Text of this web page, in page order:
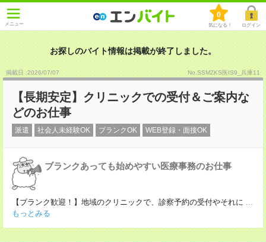
メニュー
0
気になる！ ログイン
お探しのバイト情報は掲載が終了しました。
掲載日 :2026/07/07 No.SSMZKS医IS9_兵庫11
【長期安定】クリニックでの受付＆ご案内な
どのお仕事
派遣 社会人未経験OK ブランクOK WEB登録・面接OK
ブランクあっても始めやすい医療事務のお仕事
【ブランク歓迎！】地域のクリニックで、診察予約の受付やそれに ...
もっとみる